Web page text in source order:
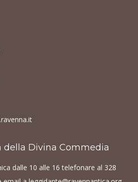
della Divina Commedia
dalle 10 alle 16 telefonare al 328